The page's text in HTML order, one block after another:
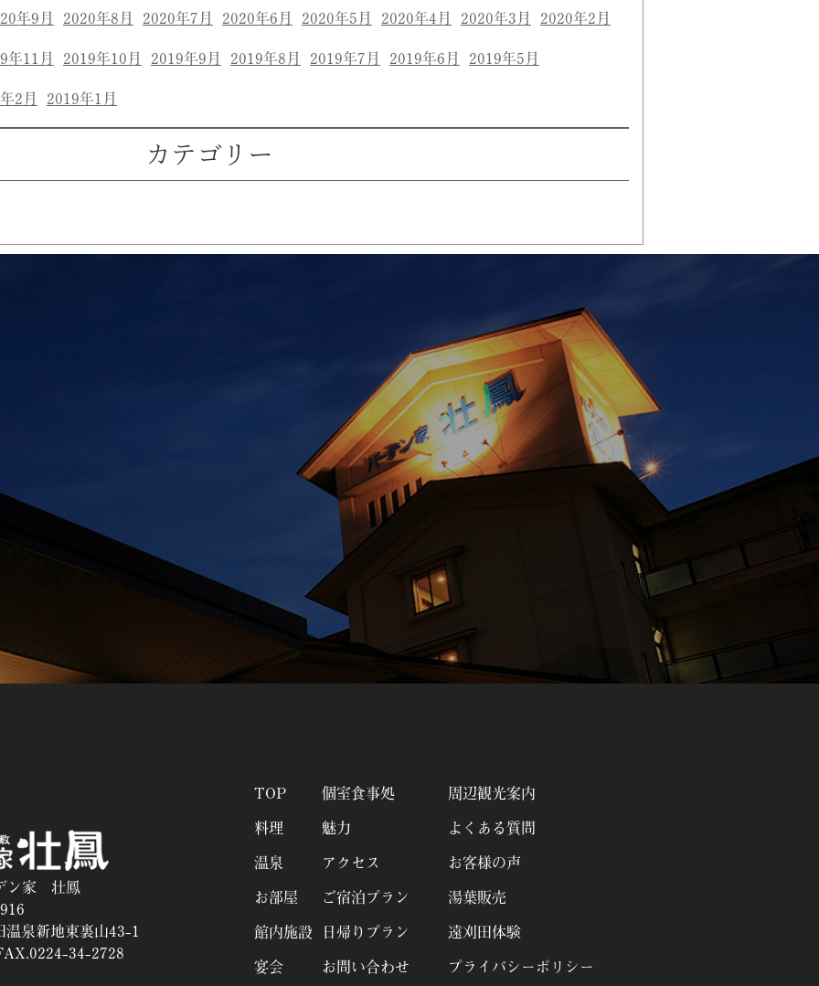
年9月 2020年8月 2020年7月 2020年6月 2020年5月 2020年4月 2020年3月 2020年2月
年11月 2019年10月 2019年9月 2019年8月 2019年7月 2019年6月 2019年5月
2月 2019年1月
カテゴリー
ン家 壮鳳
泉新地東裏山43-1
34-2728
TOP
料理
温泉
お部屋
館内施設
宴会
個室食事処
魅力
アクセス
ご宿泊プラン
日帰りプラン
お問い合わせ
周辺観光案内
よくある質問
お客様の声
湯葉販売
遠刈田体験
プライバシーポリシー